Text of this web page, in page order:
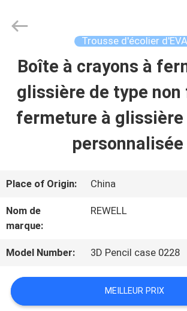
MAISON
PRODUITS
SUJET
DE
NOUS
VISITE
D'USINE
Group
Limited.
Reserved.
Developed
Trousse d'écolier d'EVA
Boîte à crayons à
glissière de type non
fermeture à glissière
personnalisée
Place of Origin: China
Nom de
marque:
REWELL
Model Number: 3D Pencil case 0228
MEILLEUR PRIX